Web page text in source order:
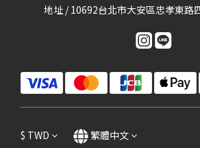
地址 / 10692台北市大安區忠孝東路
$ TWD 繁體中文